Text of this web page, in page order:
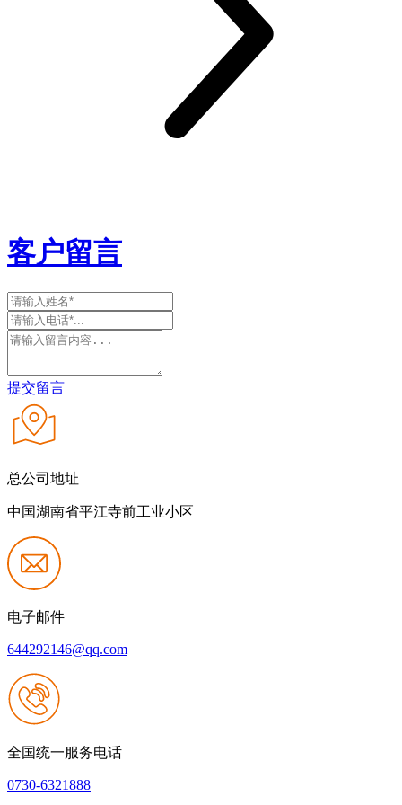
客户留言
提交留言
总公司地址
中国湖南省平江寺前工业小区
电子邮件
644292146@qq.com
全国统一服务电话
0730-6321888